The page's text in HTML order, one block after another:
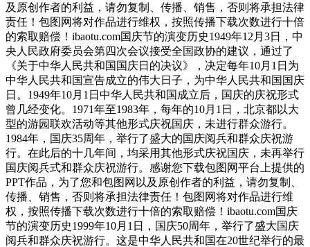
及原创作者的利益，请勿复制、传播、销售，否则将承担法律
责任！包图网将对作品进行维权，按照传播下载次数进行十倍
的索取赔偿！ibaotu.com国庆节的演变历史1949年12月3日，中
央人民政府委员会第四次会议接受全国政协的建议，通过了
《关于中华人民共和国国庆日的决议》，决定每年10月1日为
中华人民共和国宣告成立的伟大日子，为中华人民共和国国庆
日。1949年10月1日中华人民共和国成立后，国庆的庆祝形式
曾几经变化。1971年至1983年，每年的10月1日，北京都以大
型的游园联欢活动等其他形式庆祝国庆，未进行群众游行。
1984年，国庆35周年，举行了盛大的国庆阅兵和群众庆祝游
行。在此后的十几年间，均采用其他形式庆祝国庆，未再举行
国庆阅兵式和群众庆祝游行。感谢您下载包图网平台上提供的
PPT作品，为了您和包图网以及原创作者的利益，请勿复制、
传播、销售，否则将承担法律责任！包图网将对作品进行维
权，按照传播下载次数进行十倍的索取赔偿！ibaotu.com国庆
节的演变历史1999年10月1日，国庆50周年，举行了盛大国庆
阅兵和群众庆祝游行。这是中华人民共和国在20世纪举行的最